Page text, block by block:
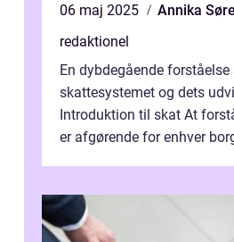
06 maj 2025
Annika
redaktionel
En dybdegående forståelse
skattesystemet og dets
Introduktion til skat At
er afgørende for enhver